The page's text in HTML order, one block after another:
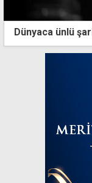
Dünyaca ünlü